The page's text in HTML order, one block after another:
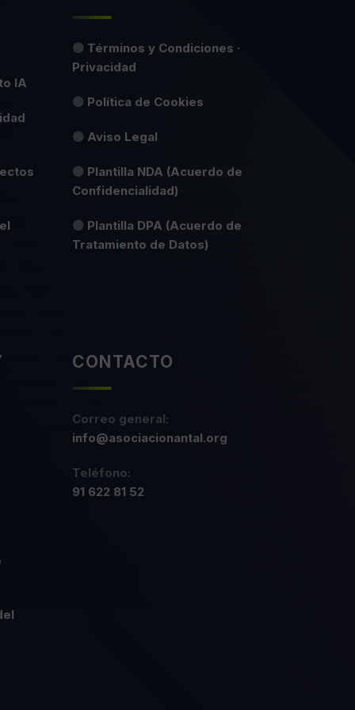
IA
🟢 Términos y Condiciones ·
Privacidad
🟢 Política de Cookies
🟢 Aviso Legal
🟡 Plantilla NDA (Acuerdo de
Confidencialidad)
🟡 Plantilla DPA (Acuerdo de
Tratamiento de Datos)
CONTACTO
Correo general:
info@asociacionantal.org
Teléfono:
91 622 81 52